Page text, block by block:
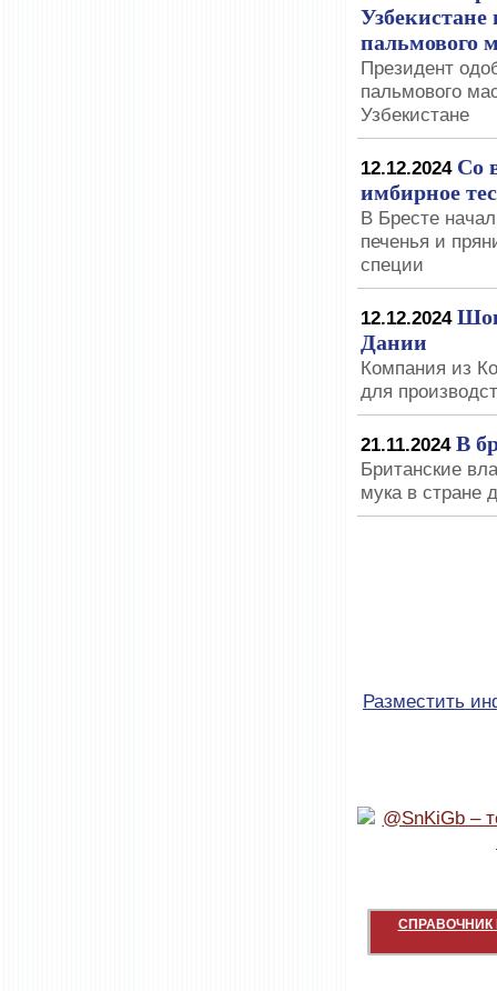
пальмового
Президент
пальмового
Узбекистане
12.12.2024 Со
имбирное
В Бресте
печенья и
специи
12.12.2024
Дании
Компания из
для
21.11.2024 В
Британские
мука в стране
Разместить
СПРАВОЧНИК